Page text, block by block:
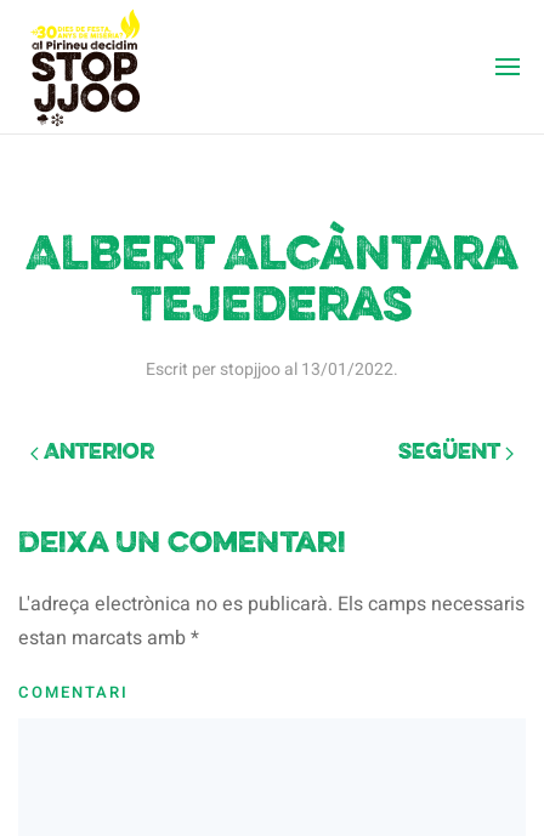
Albert Alcàntara
Tejederas
Escrit perstopjjooal13/01/2022.
Anterior Següent
Deixa un comentari
L'adreça electrònica no es publicarà. Els camps necessaris
estan marcats amb*
COMENTARI